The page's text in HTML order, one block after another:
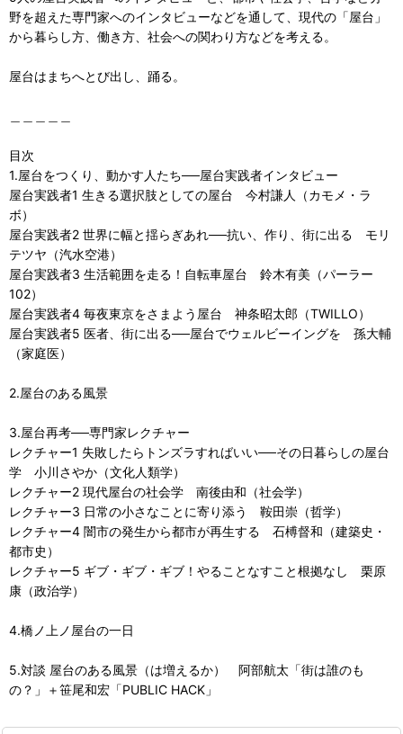
野を超えた専門家へのインタビューなどを通して、現代の「屋台」
から暮らし方、働き方、社会への関わり方などを考える。
屋台はまちへとび出し、踊る。
目次
1.屋台をつくり、動かす人たち──屋台実践者インタビュー
屋台実践者1 生きる選択肢としての屋台 今村謙人（カモメ・ラ
ボ）
屋台実践者2 世界に幅と揺らぎあれ──抗い、作り、街に出る モリ
テツヤ（汽水空港）
屋台実践者3 生活範囲を走る！自転車屋台 鈴木有美（パーラー
102）
屋台実践者4 毎夜東京をさまよう屋台 神条昭太郎（TWILLO）
屋台実践者5 医者、街に出る──屋台でウェルビーイングを 孫大輔
（家庭医）
2.屋台のある風景
3.屋台再考──専門家レクチャー
レクチャー1 失敗したらトンズラすればいい──その日暮らしの屋台
学 小川さやか（文化人類学）
レクチャー2 現代屋台の社会学 南後由和（社会学）
レクチャー3 日常の小さなことに寄り添う 鞍田崇（哲学）
レクチャー4 闇市の発生から都市が再生する 石榑督和（建築史・
都市史）
レクチャー5 ギブ・ギブ・ギブ！やることなすこと根拠なし 栗原
康（政治学）
4.橋ノ上ノ屋台の一日
5.対談 屋台のある風景（は増えるか） 阿部航太「街は誰のも
の？」＋笹尾和宏「PUBLIC HACK」